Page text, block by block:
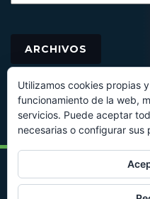
ARCHIVOS
© 2016 - Todos
Utilizamos cookies propias
funcionamiento de la web,
servicios. Puede aceptar
necesarias o configurar sus